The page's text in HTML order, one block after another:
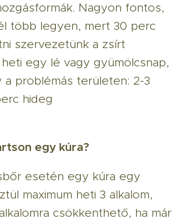
Nagyon fontos,
több legyen, mert 30 perc
szervezetünk a zsírt
heti egy lé vagy gyümölcsnap,
a problémás területen: 2-3
hideg
egy kúra?
esetén egy kúra egy
maximum heti 3 alkalom,
csökkenthető, ha már